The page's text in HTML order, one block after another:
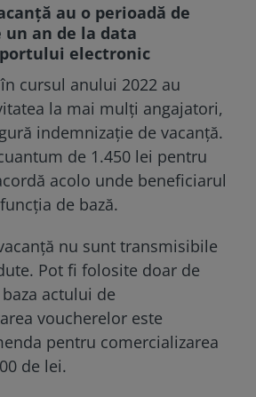
au o perioadă de
an de la data
electronic
cursul anului 2022 au
la mai mulți angajatori,
indemnizație de vacanță.
de 1.450 lei pentru
acolo unde beneficiarul
de bază.
nu sunt transmisibile
Pot fi folosite doar de
actului de
voucherelor este
pentru comercializarea
de lei.